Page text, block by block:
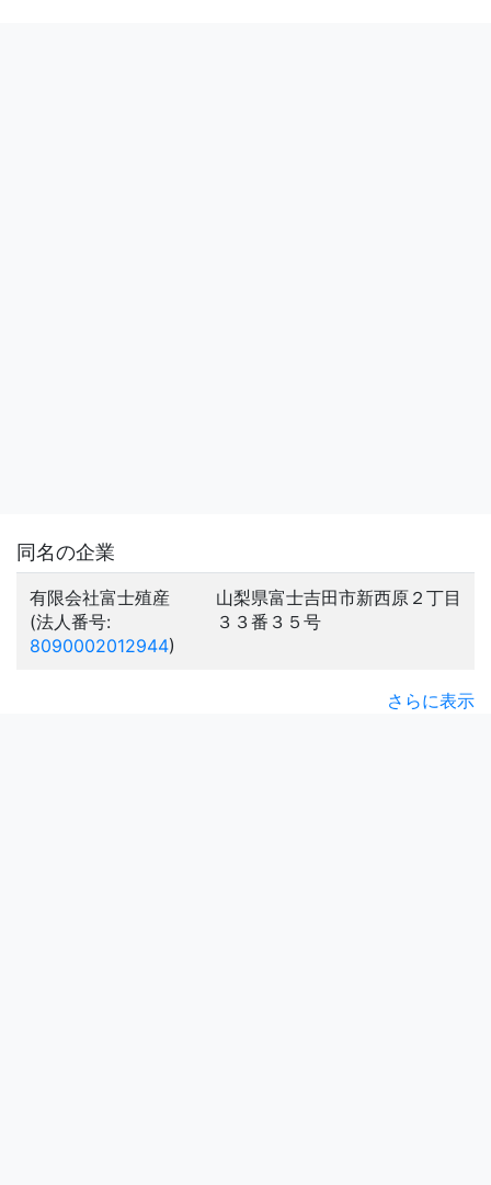
同名の企業
有限会社富士殖産
(法人番号:
8090002012944)
山梨県富士吉田市新西原２丁目
３３番３５号
さらに表示